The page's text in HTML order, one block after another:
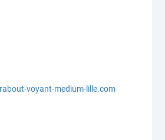
voyant-medium-lille.com